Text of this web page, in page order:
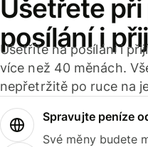
Ušetřete
posílání i
Ušetříte na posílání i
více než 40 měnách.
nepřetržitě po ruce na
Spravujte peníze
Své měny budete